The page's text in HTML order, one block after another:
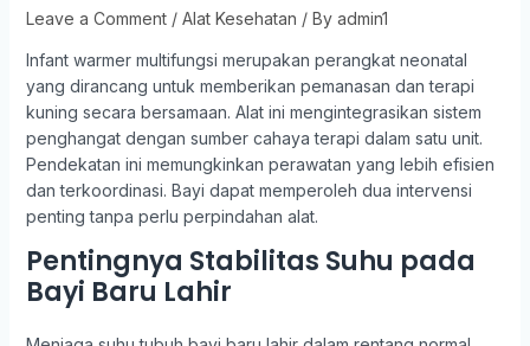
Leave a Comment / Alat Kesehatan / By admin1
Infant warmer multifungsi merupakan perangkat neonatal
yang dirancang untuk memberikan pemanasan dan terapi
kuning secara bersamaan. Alat ini mengintegrasikan sistem
penghangat dengan sumber cahaya terapi dalam satu unit.
Pendekatan ini memungkinkan perawatan yang lebih efisien
dan terkoordinasi. Bayi dapat memperoleh dua intervensi
penting tanpa perlu perpindahan alat.
Pentingnya Stabilitas Suhu pada
Bayi Baru Lahir